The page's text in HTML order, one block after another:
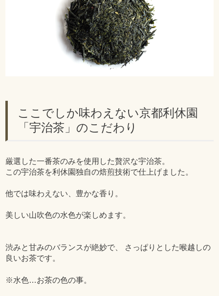
ここでしか味わえない京都利休園
「宇治茶」のこだわり
厳選した一番茶のみを使用した贅沢な宇治茶。
この宇治茶を利休園独自の焙煎技術で仕上げました。
他では味わえない、豊かな香り。
美しい山吹色の水色が楽しめます。
渋みと甘みのバランスが絶妙で、 さっぱりとした喉越しの
良いお茶です。
※水色…お茶の色の事。